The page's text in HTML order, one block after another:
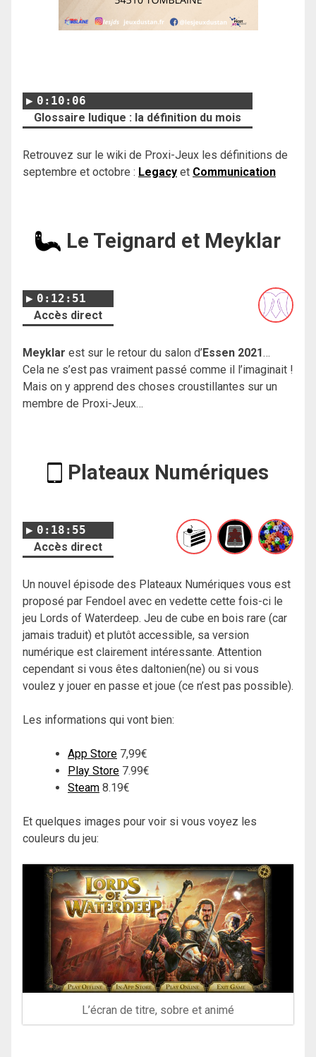
0:10:06
Glossaire ludique : la définition du mois
Retrouvez sur le wiki de Proxi-Jeux les définitions de
septembre et octobre : Legacy et Communication
Le Teignard et Meyklar
0:12:51
Accès direct
Meyklar est sur le retour du salon d’Essen 2021…
Cela ne s’est pas vraiment passé comme il l’imaginait !
Mais on y apprend des choses croustillantes sur un
membre de Proxi-Jeux…
Plateaux Numériques
0:18:55
Accès direct
Un nouvel épisode des Plateaux Numériques vous est
proposé par Fendoel avec en vedette cette fois-ci le
jeu Lords of Waterdeep. Jeu de cube en bois rare (car
jamais traduit) et plutôt accessible, sa version
numérique est clairement intéressante. Attention
cependant si vous êtes daltonien(ne) ou si vous
voulez y jouer en passe et joue (ce n’est pas possible).
Les informations qui vont bien:
App Store 7,99€
Play Store 7.99€
Steam 8.19€
Et quelques images pour voir si vous voyez les
couleurs du jeu:
L’écran de titre, sobre et animé